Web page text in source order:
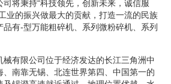
将秉持“科技领先，创新未来，诚信服
业的振兴做最大的贡献，打造一流的民族
有-型万能粗碎机、系列微粉碎机、系列
有限公司位于经济发达的长江三角洲中
南靠无锡、北连世界第四、中国第一的